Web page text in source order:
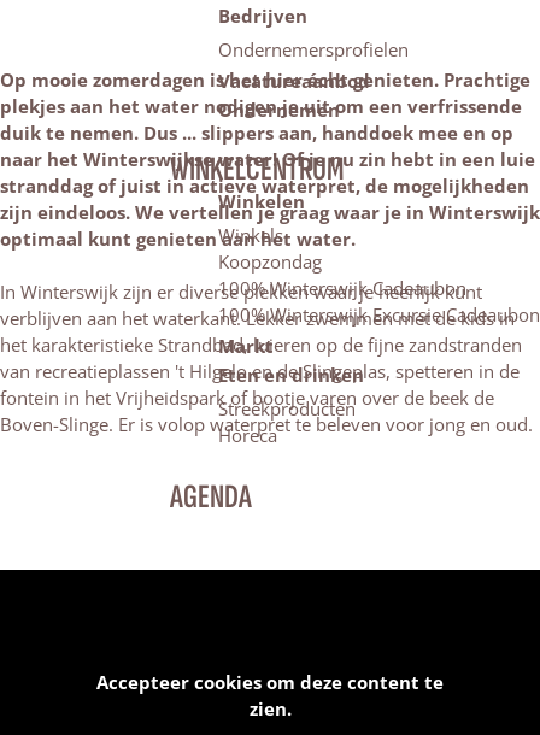
Bedrijven
Ondernemersprofielen
Vacatureaanbod
Ondernemen
WINKELCENTRUM
Winkelen
Winkels
Koopzondag
100% Winterswijk Cadeaubon
100% Winterswijk Excursie Cadeaubon
Markt
Eten en drinken
Streekproducten
Horeca
AGENDA
Op mooie zomerdagen is het hier écht genieten. Prachtige
plekjes aan het water nodigen je uit om een verfrissende
duik te nemen. Dus ... slippers aan, handdoek mee en op
naar het Winterswijkse water! Of je nu zin hebt in een luie
stranddag of juist in actieve waterpret, de mogelijkheden
zijn eindeloos. We vertellen je graag waar je in Winterswijk
optimaal kunt genieten aan het water.
In Winterswijk zijn er diverse plekken waar je heerlijk kunt
verblijven aan het waterkant. Lekker zwemmen met de kids in
het karakteristieke Strandbad, luieren op de fijne zandstranden
van recreatieplassen 't Hilgelo en de Slingeplas, spetteren in de
fontein in het Vrijheidspark of bootje varen over de beek de
Boven-Slinge. Er is volop waterpret te beleven voor jong en oud.
Accepteer cookies om deze content te
zien.